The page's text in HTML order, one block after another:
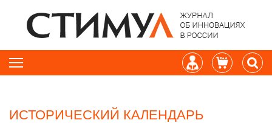
ИСТОРИЧЕСКИЙ КАЛЕНДАРЬ